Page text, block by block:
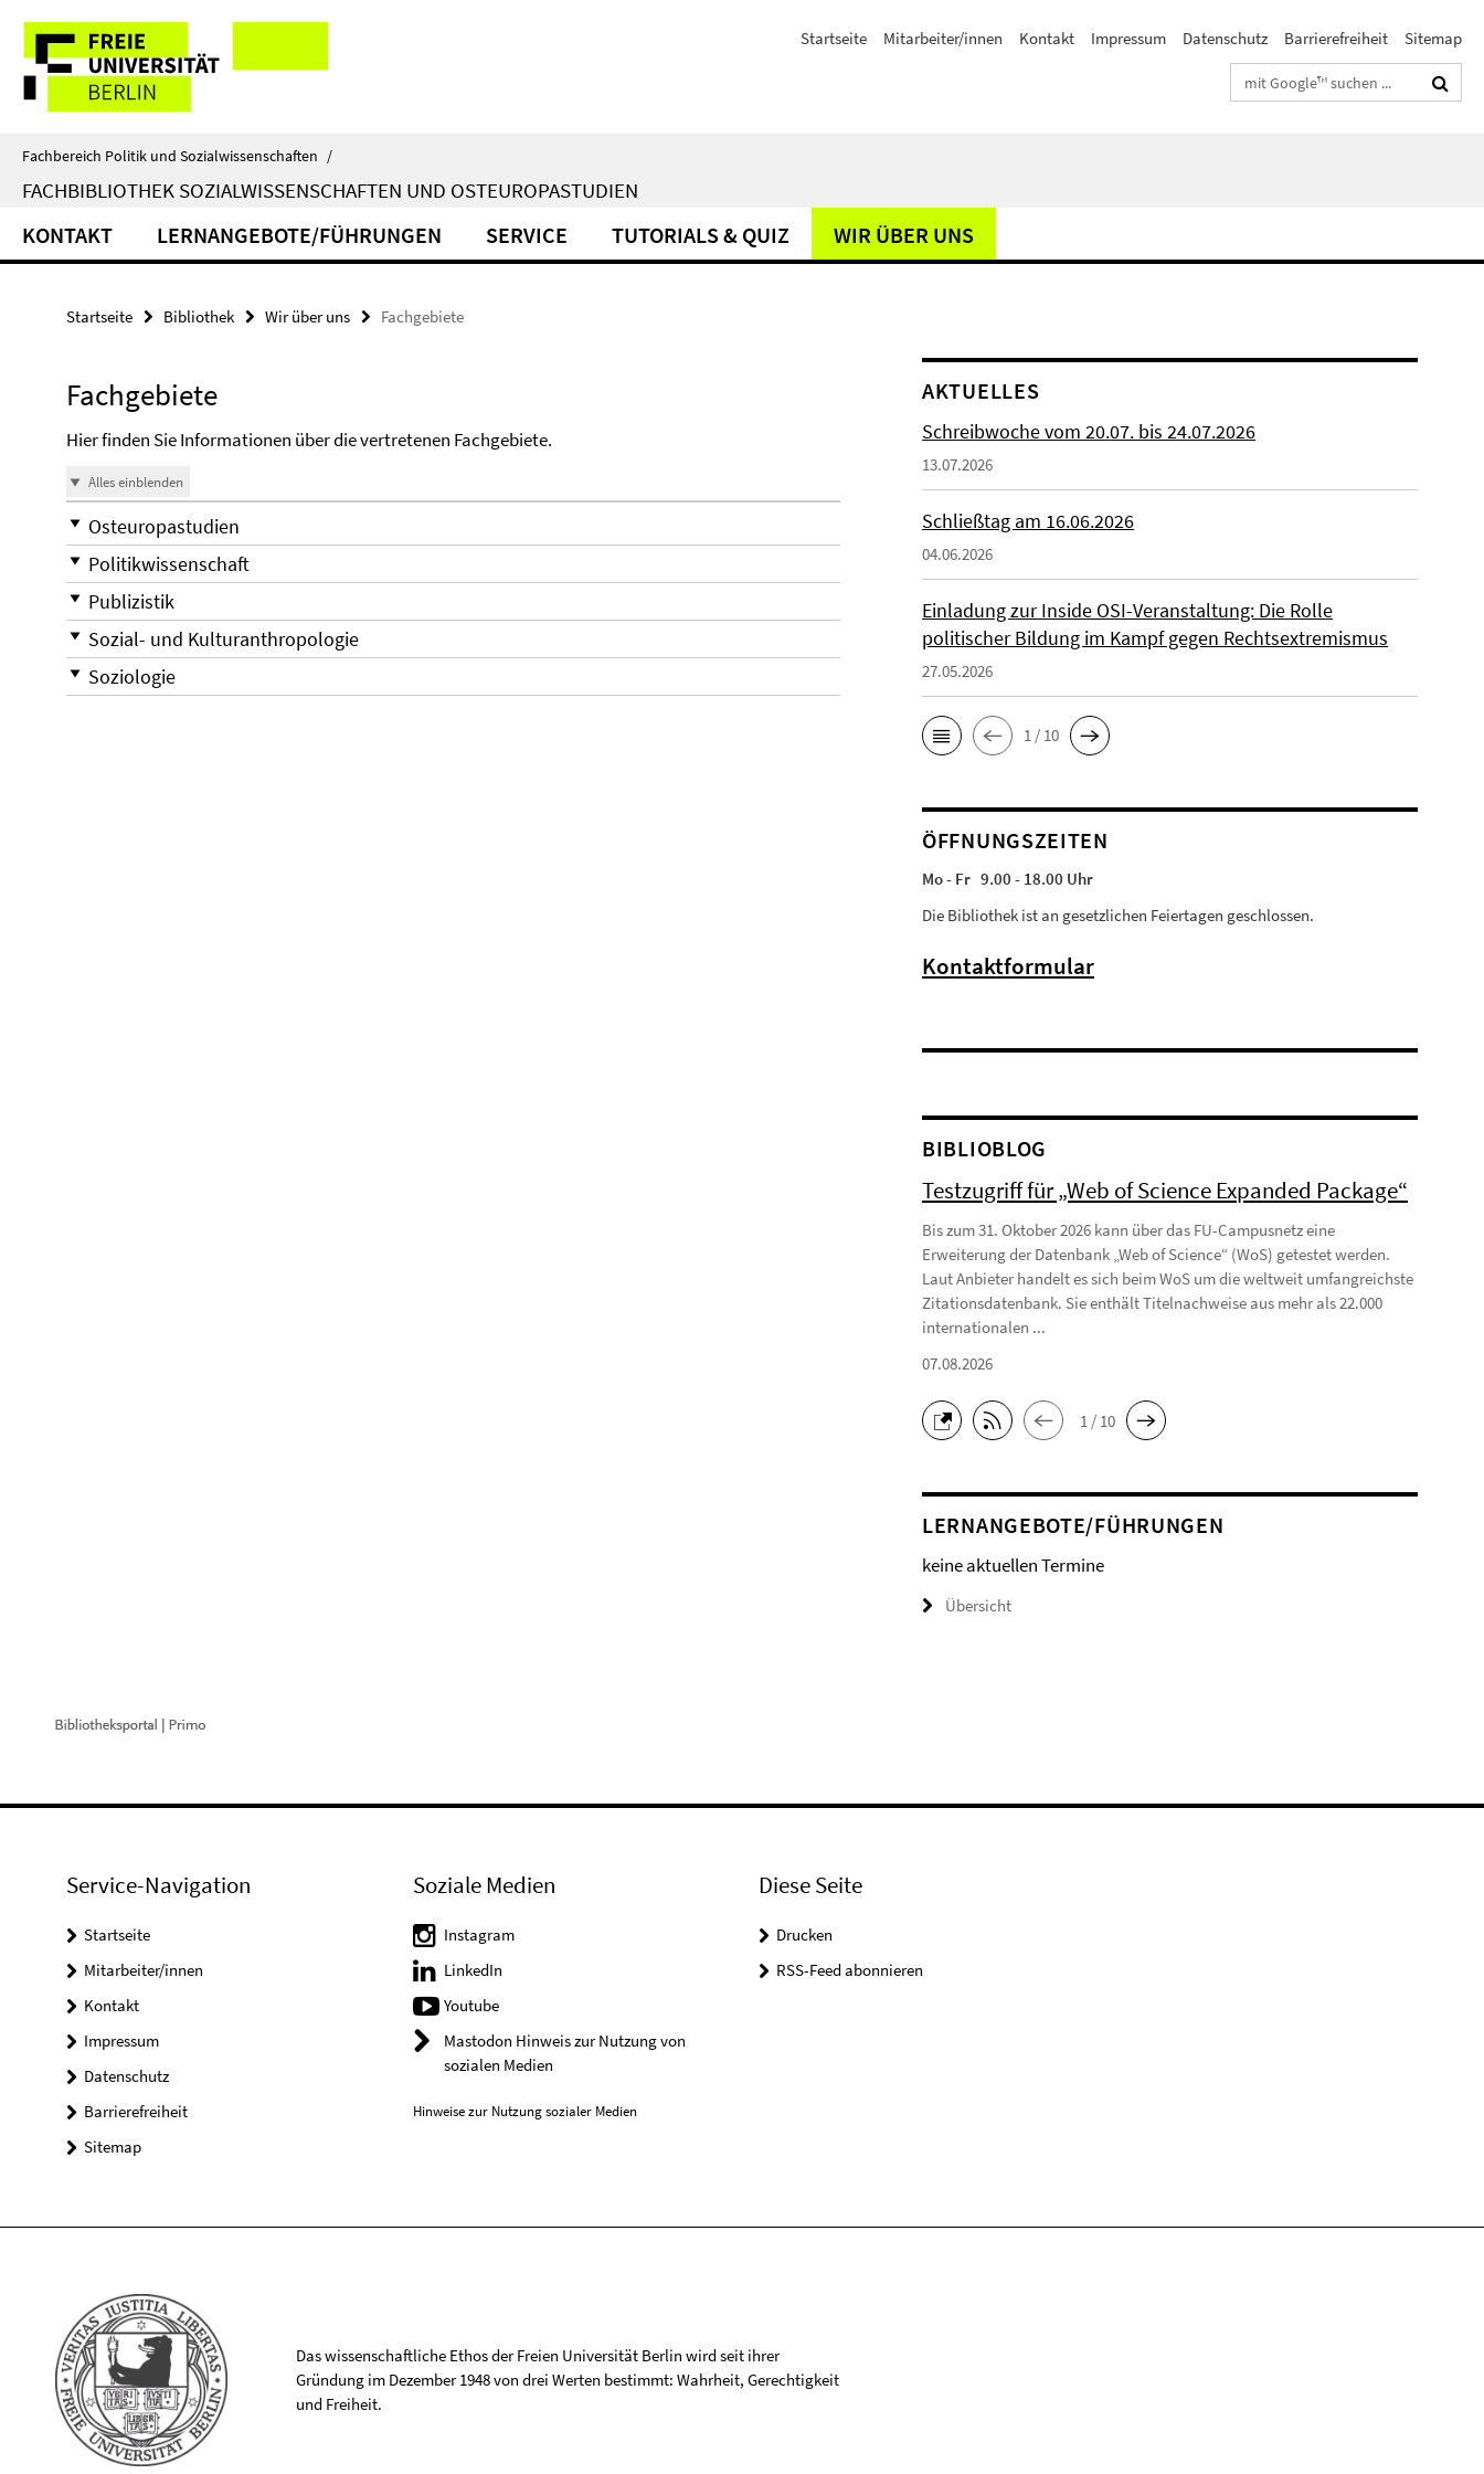
direkt
Inhalt
Service-
Navigation
Startseite Mitarbeiter/innen Kontakt Impressum Datenschutz Barrierefreiheit
Sitemap
Suchbegriffe
Fachbereich Politik und Sozialwissenschaften /
FACHBIBLIOTHEK SOZIALWISSENSCHAFTEN UND OSTEUROPASTUDIEN
KONTAKT LERNANGEBOTE/FÜHRUNGEN SERVICE TUTORIALS & QUIZ WIR ÜBER UNS
Startseite Bibliothek Wir über uns Fachgebiete
Fachgebiete
Hier finden Sie Informationen über die vertretenen Fachgebiete.
Alles einblenden
Osteuropastudien
Politikwissenschaft
Publizistik
Sozial- und Kulturanthropologie
Soziologie
AKTUELLES
Schreibwoche vom 20.07. bis 24.07.2026
13.07.2026
Schließtag am 16.06.2026
04.06.2026
Einladung zur Inside OSI-Veranstaltung: Die Rolle
politischer Bildung im Kampf gegen Rechtsextremismus
27.05.2026
1 / 10
ÖFFNUNGSZEITEN
Mo - Fr 9.00 - 18.00 Uhr
Die Bibliothek ist an gesetzlichen Feiertagen geschlossen.
Kontaktformular
BIBLIOBLOG
Testzugriff für „Web of Science Expanded Package“
Bis zum 31. Oktober 2026 kann über das FU-Campusnetz eine
Erweiterung der Datenbank „Web of Science“ (WoS) getestet werden.
Laut Anbieter handelt es sich beim WoS um die weltweit umfangreichste
Zitationsdatenbank. Sie enthält Titelnachweise aus mehr als 22.000
internationalen ...
07.08.2026
1 / 10
LERNANGEBOTE/FÜHRUNGEN
keine aktuellen Termine
Übersicht
Service-Navigation
Startseite
Mitarbeiter/innen
Kontakt
Impressum
Datenschutz
Barrierefreiheit
Sitemap
Soziale Medien
Instagram
LinkedIn
Youtube
Mastodon Hinweis zur Nutzung von
sozialen Medien
Hinweise zur Nutzung sozialer Medien
Diese Seite
Drucken
RSS-Feed abonnieren
Das wissenschaftliche Ethos der Freien Universität Berlin wird seit ihrer
Gründung im Dezember 1948 von drei Werten bestimmt: Wahrheit, Gerechtigkeit
und Freiheit.